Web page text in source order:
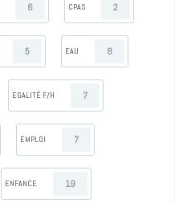
6 CPAS 2
5 EAU 8
EGALITÉ F/H 7
EMPLOI 7
ENFANCE 19